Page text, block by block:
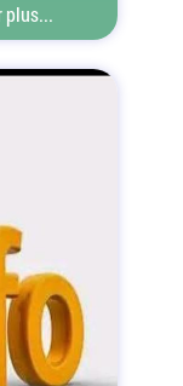
plus...